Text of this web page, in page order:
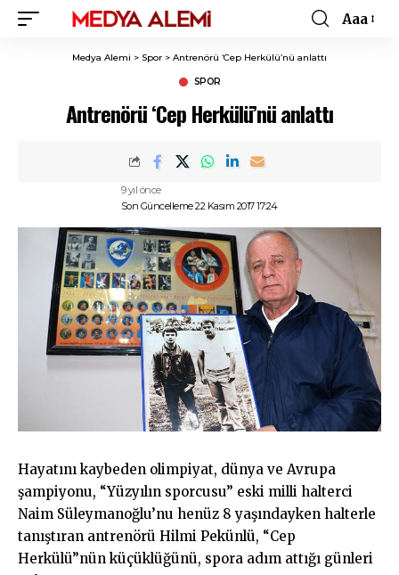
Font
Aaa
Medya Alemi > Spor > Antrenörü ‘Cep Herkülü’nü anlattı
SPOR
Antrenörü ‘Cep Herkülü’nü anlattı
Son Güncelleme 22 Kasım 2017 17:24
9 yıl önce
Hayatını kaybeden olimpiyat, dünya ve Avrupa
şampiyonu, “Yüzyılın sporcusu” eski milli halterci
Naim Süleymanoğlu’nu henüz 8 yaşındayken halterle
tanıştıran antrenörü Hilmi Pekünlü, “Cep
Herkülü”nün küçüklüğünü, spora adım attığı günleri